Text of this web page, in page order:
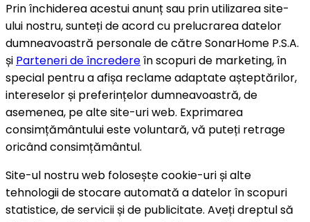
Prin închiderea acestui anunț sau prin utilizarea site-
ului nostru, sunteți de acord cu prelucrarea datelor
dumneavoastră personale de către SonarHome P.S.A.
și Parteneri de încredereîn scopuri de marketing, în
special pentru a afișa reclame adaptate așteptărilor,
intereselor și preferințelor dumneavoastră, de
asemenea, pe alte site-uri web. Exprimarea
consimțământului este voluntară, vă puteți retrage
oricând consimțământul.
Site-ul nostru web folosește cookie-uri și alte
tehnologii de stocare automată a datelor în scopuri
statistice, de servicii și de publicitate. Aveți dreptul să